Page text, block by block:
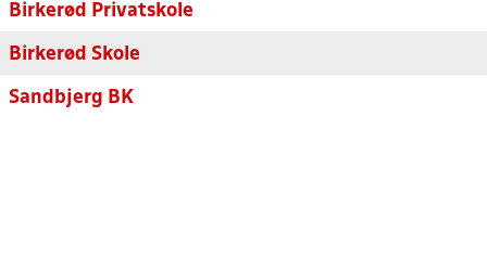
Birkerød Privatskole
Birkerød Skole
Sandbjerg BK